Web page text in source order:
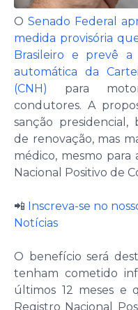
O Senado Federal
medida provisória
Brasileiro e prevê a
automática da
(CNH)
para
condutores. A
sanção presidencial,
de renovação, mas
médico, mesmo para
Nacional Positivo de
📲 Inscreva-se no
Notícias
O benefício será
tenham cometido
últimos 12 meses e
Registro Nacional